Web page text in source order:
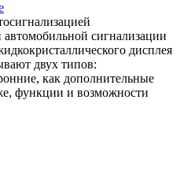
сигнализации
дисплея
двух типов:
как дополнительные
функции и возможности